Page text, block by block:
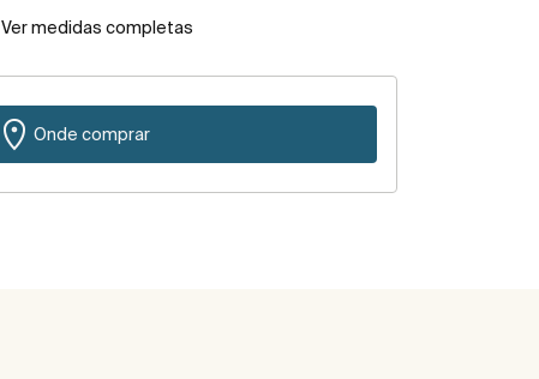
Ver medidas completas
Onde comprar